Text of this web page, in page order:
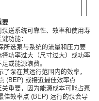
要
送系统可靠性、效率和使用寿
功能：
所选泵与系统的流量和压力要
功率过大（尺寸过大）或功率
或能源浪费。
了泵在其运行范围内的效率，
(BEP) 或接近最佳效率点
重要，因为能源成本可能占泵
佳效率点 (BEP) 运行的泵会导